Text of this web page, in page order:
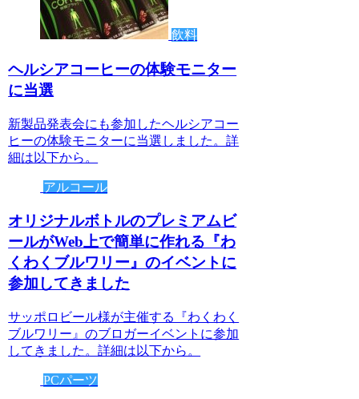
飲料
ヘルシアコーヒーの体験モニター
に当選
新製品発表会にも参加したヘルシアコー
ヒーの体験モニターに当選しました。詳
細は以下から。
アルコール
オリジナルボトルのプレミアムビ
ールがWeb上で簡単に作れる『わ
くわくブルワリー』のイベントに
参加してきました
サッポロビール様が主催する『わくわく
ブルワリー』のブロガーイベントに参加
してきました。詳細は以下から。
PCパーツ